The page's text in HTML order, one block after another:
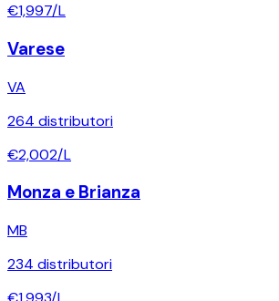
€1,997/L
Varese
VA
264 distributori
€2,002/L
Monza e Brianza
MB
234 distributori